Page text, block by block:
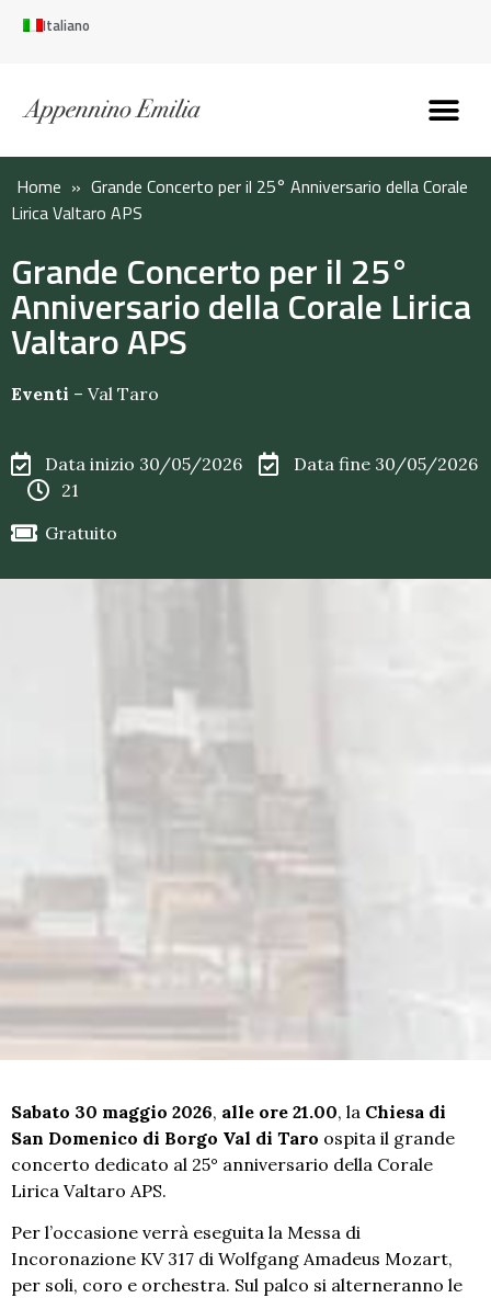
Italiano
Home » Grande Concerto per il 25° Anniversario della Corale
Lirica Valtaro APS
Grande Concerto per il 25°
Anniversario della Corale Lirica
Valtaro APS
Eventi – Val Taro
Data inizio 30/05/2026
Data fine 30/05/2026
21
Gratuito
Sabato 30 maggio 2026, alle ore 21.00, la Chiesa di
San Domenico di Borgo Val di Taro ospita il grande
concerto dedicato al 25° anniversario della Corale
Lirica Valtaro APS.
Per l’occasione verrà eseguita la Messa di
Incoronazione KV 317 di Wolfgang Amadeus Mozart,
per soli, coro e orchestra. Sul palco si alterneranno le